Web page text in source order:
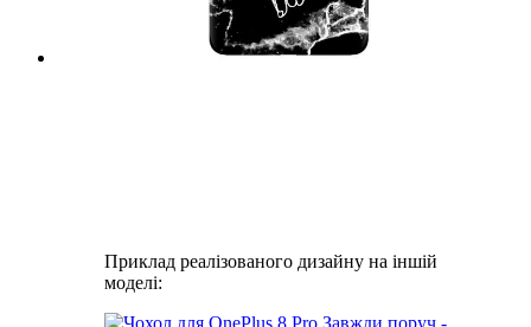
Приклад реалізованого дизайну на іншій
моделі: